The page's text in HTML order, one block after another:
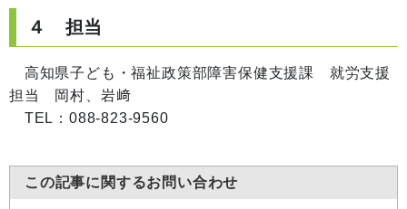
４ 担当
高知県子ども・福祉政策部障害保健支援課 就労支援
担当 岡村、岩﨑
TEL：088-823-9560
この記事に関するお問い合わせ